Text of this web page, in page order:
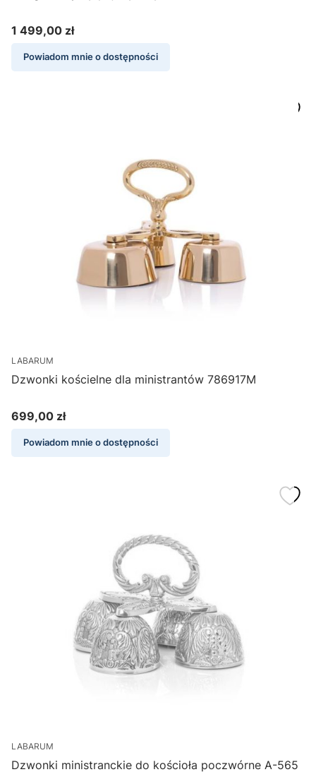
Cena
1 499,00 zł
Powiadom mnie o dostępności
LABARUM
Dzwonki kościelne dla ministrantów 786917M
Cena
699,00 zł
Powiadom mnie o dostępności
LABARUM
Dzwonki ministranckie do kościoła poczwórne A-565